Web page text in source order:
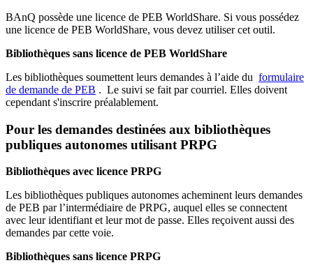
BAnQ possède une licence de PEB WorldShare. Si vous possédez
une licence de PEB WorldShare, vous devez utiliser cet outil.
Bibliothèques sans licence de PEB WorldShare
Les bibliothèques soumettent leurs demandes à l’aide du formulaire
de demande de PEB . Le suivi se fait par courriel. Elles doivent
cependant s'inscrire préalablement.
Pour les demandes destinées aux bibliothèques
publiques autonomes utilisant PRPG
Bibliothèques avec licence PRPG
Les bibliothèques publiques autonomes acheminent leurs demandes
de PEB par l’intermédiaire de PRPG, auquel elles se connectent
avec leur identifiant et leur mot de passe. Elles reçoivent aussi des
demandes par cette voie.
Bibliothèques sans licence PRPG